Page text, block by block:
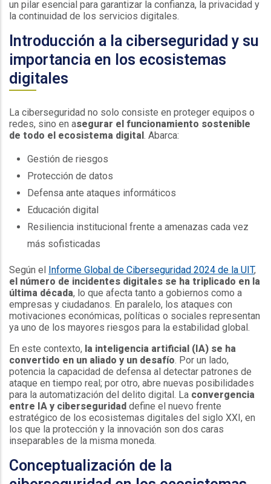
un pilar esencial para garantizar la confianza, la privacidad y
la continuidad de los servicios digitales.
Introducción a la ciberseguridad y su
importancia en los ecosistemas
digitales
La ciberseguridad no solo consiste en proteger equipos o
redes, sino en asegurar el funcionamiento sostenible
de todo el ecosistema digital . Abarca:
Gestión de riesgos
Protección de datos
Defensa ante ataques informáticos
Educación digital
Resiliencia institucional frente a amenazas cada vez
más sofisticadas
Según el Informe Global de Ciberseguridad 2024 de la UIT,
el número de incidentes digitales se ha triplicado en la
última década, lo que afecta tanto a gobiernos como a
empresas y ciudadanos. En paralelo, los ataques con
motivaciones económicas, políticas o sociales representan
ya uno de los mayores riesgos para la estabilidad global.
En este contexto, la inteligencia artificial (IA) se ha
convertido en un aliado y un desafío. Por un lado,
potencia la capacidad de defensa al detectar patrones de
ataque en tiempo real; por otro, abre nuevas posibilidades
para la automatización del delito digital. La convergencia
entre IA y ciberseguridad define el nuevo frente
estratégico de los ecosistemas digitales del siglo XXI, en
los que la protección y la innovación son dos caras
inseparables de la misma moneda.
Conceptualización de la